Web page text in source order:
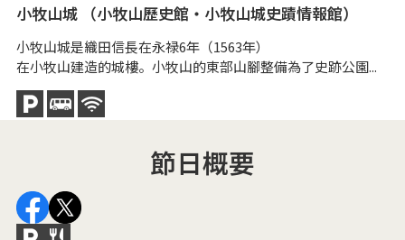
小牧山城 （小牧山歷史館・小牧山城史蹟情報館）
小牧山城是織田信長在永禄6年（1563年）
在小牧山建造的城樓。小牧山的東部山腳整備為了史跡公園...
節日概要